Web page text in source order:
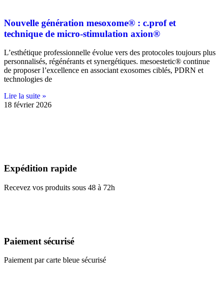
Nouvelle génération mesoxome® : c.prof et
technique de micro-stimulation axion®
L’esthétique professionnelle évolue vers des protocoles toujours plus
personnalisés, régénérants et synergétiques. mesoestetic® continue
de proposer l’excellence en associant exosomes ciblés, PDRN et
technologies de
Lire la suite »
18 février 2026
Expédition rapide
Recevez vos produits sous 48 à 72h
Paiement sécurisé
Paiement par carte bleue sécurisé